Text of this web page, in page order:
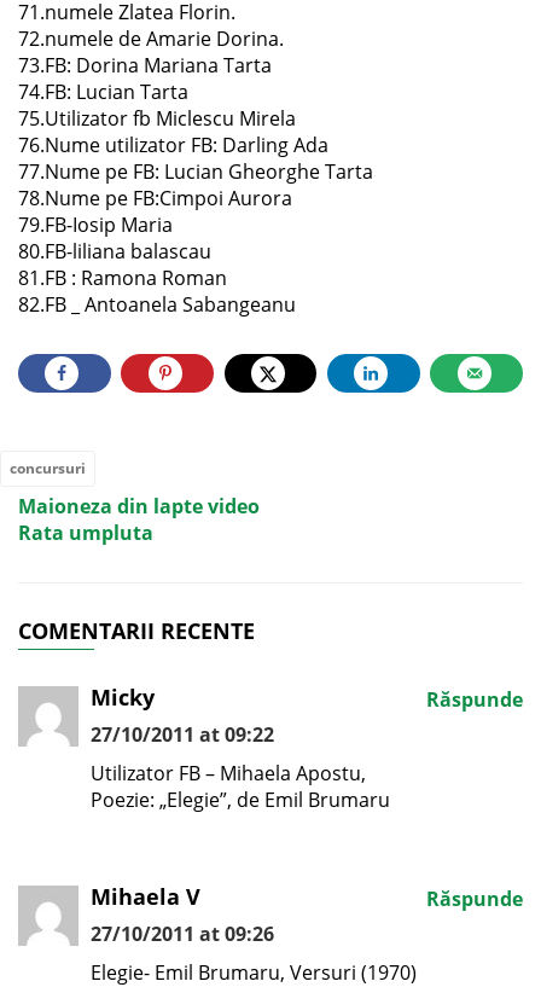
71.numele Zlatea Florin.
72.numele de Amarie Dorina.
73.FB: Dorina Mariana Tarta
74.FB: Lucian Tarta
75.Utilizator fb Miclescu Mirela
76.Nume utilizator FB: Darling Ada
77.Nume pe FB: Lucian Gheorghe Tarta
78.Nume pe FB:Cimpoi Aurora
79.FB-Iosip Maria
80.FB-liliana balascau
81.FB : Ramona Roman
82.FB _ Antoanela Sabangeanu
concursuri
Maioneza din lapte video
Rata umpluta
COMENTARII RECENTE
Micky
27/10/2011 at 09:22
Utilizator FB – Mihaela Apostu,
Poezie: „Elegie”, de Emil Brumaru
Răspunde
Mihaela V
27/10/2011 at 09:26
Elegie- Emil Brumaru, Versuri (1970)
Răspunde